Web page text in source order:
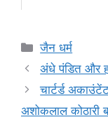
Categories
जैन धर्म
अंधे पंडित और
चार्टर्ड
अशोकलाल कोठारी